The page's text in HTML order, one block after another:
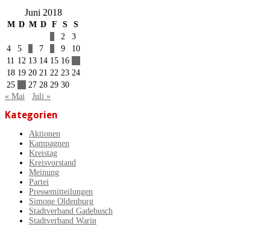
Juni 2018
M D M D F S
S
2
3
4
5 7 9
10
11 12 13 14 15 16
18 19 20 21 22 23 24
25
27 28 29 30
« Mai
Juli »
Kategorien
Aktionen
Kampagnen
Kreistag
Kreisvorstand
Meinung
Partei
Pressemitteilungen
Simone Oldenburg
Stadtverband Gadebusch
Stadtverband Warin